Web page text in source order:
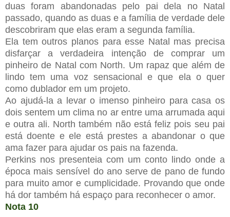
duas foram abandonadas pelo pai dela no Natal
passado, quando as duas e a família de verdade dele
descobriram que elas eram a segunda família.
Ela tem outros planos para esse Natal mas precisa
disfarçar a verdadeira intenção de comprar um
pinheiro de Natal com North. Um rapaz que além de
lindo tem uma voz sensacional e que ela o quer
como dublador em um projeto.
Ao ajudá-la a levar o imenso pinheiro para casa os
dois sentem um clima no ar entre uma arrumada aqui
e outra ali. North também não está feliz pois seu pai
está doente e ele está prestes a abandonar o que
ama fazer para ajudar os pais na fazenda.
Perkins nos presenteia com um conto lindo onde a
época mais sensível do ano serve de pano de fundo
para muito amor e cumplicidade. Provando que onde
há dor também há espaço para reconhecer o amor.
Nota 10